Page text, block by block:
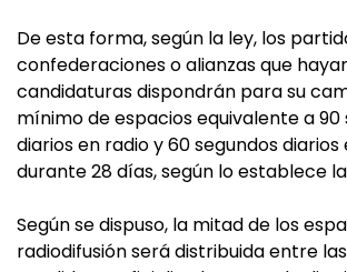
De esta forma, según la ley, los
confederaciones o alianzas que
candidaturas dispondrán para su
mínimo de espacios equivalente a 90
diarios en radio y 60 segundos
durante 28 días, según lo establece
Según se dispuso, la mitad de los
radiodifusión será distribuida entre